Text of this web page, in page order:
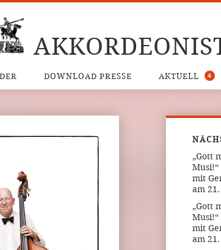
DOWNLOAD PRESSE AKTUELL 4
„Gott
Musi!“
mit
am
„Gott
Musi!“
mit
am